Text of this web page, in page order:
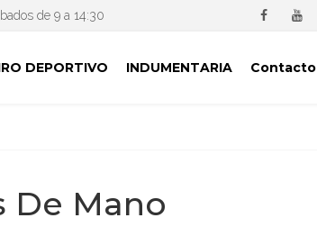
de 9 a 14:30
DEPORTIVO INDUMENTARIA Contacto
De Mano